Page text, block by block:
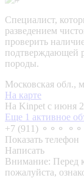
Специалист,
разведением
проверить
подтверждающей
породы.
Московская обл.,
На карте
На Kinpet c июня
Еще 1 активное
+7 (911) ⚬⚬⚬
Показать телефон
Написать
Внимание: Перед
пожалуйста,